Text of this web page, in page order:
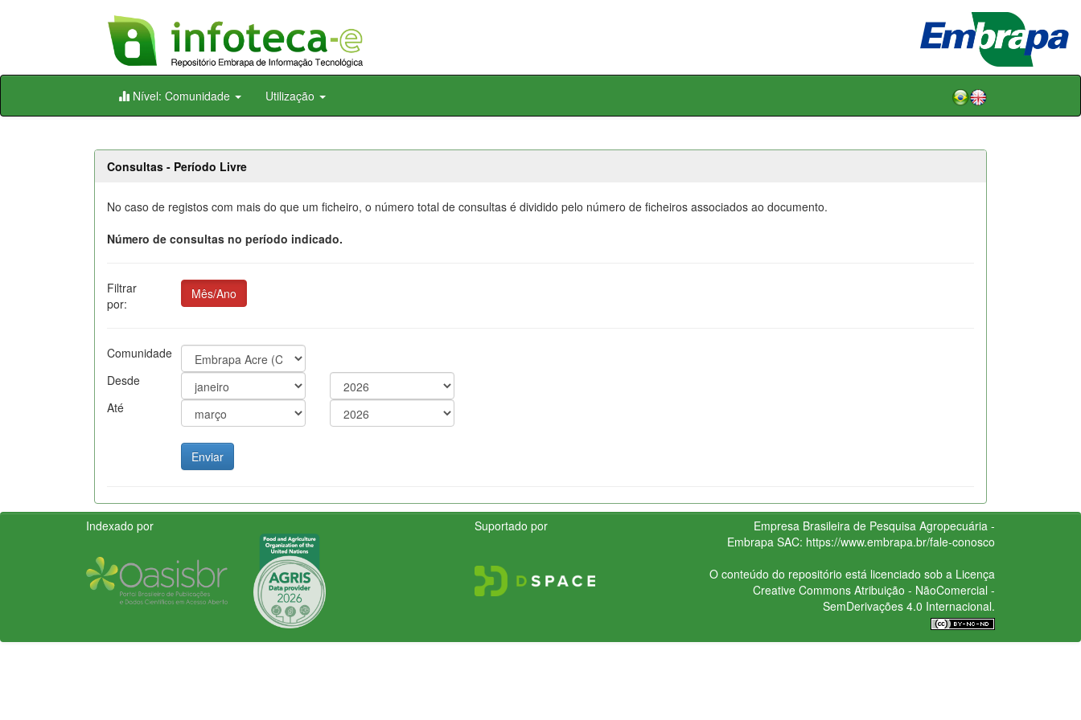
Skip
Nível: Comunidade Utilização
Consultas - Período Livre
No caso de registos com mais do que um ficheiro, o número total de consultas é dividido pelo número de ficheiros associados ao documento.
Número de consultas no período indicado.
Filtrar
por:
Mês/Ano
Comunidade
Desde
Até
Indexado por Suportado por
Empresa Brasileira de Pesquisa Agropecuária -
Embrapa SAC: https://www.embrapa.br/fale-conosco
O conteúdo do repositório está licenciado sob a Licença
Creative CommonsAtribuição - NãoComercial -
SemDerivações 4.0 Internacional.